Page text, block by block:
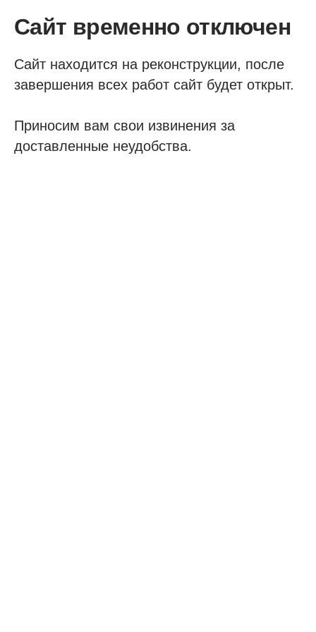
Сайт временно отключен
Сайт находится на реконструкции, после
завершения всех работ сайт будет открыт.
Приносим вам свои извинения за
доставленные неудобства.